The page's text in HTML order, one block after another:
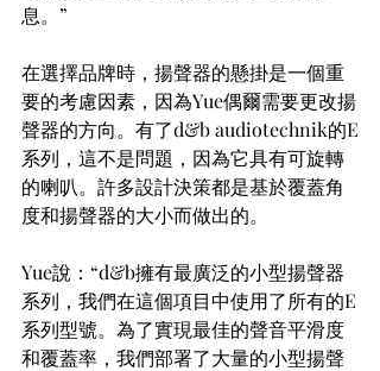
息。”
在選擇品牌時，揚聲器的懸掛是一個重
要的考慮因素，因為Yue偶爾需要更改揚
聲器的方向。有了d&b audiotechnik的E
系列，這不是問題，因為它具有可旋轉
的喇叭。許多設計決策都是基於覆蓋角
度和揚聲器的大小而做出的。
Yue說：“d&b擁有最廣泛的小型揚聲器
系列，我們在這個項目中使用了所有的E
系列型號。為了實現最佳的聲音平滑度
和覆蓋率，我們部署了大量的小型揚聲